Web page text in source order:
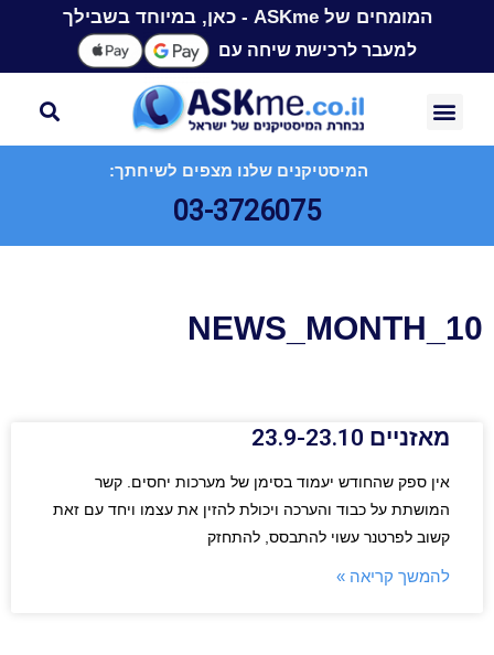
המומחים של ASKme - כאן, במיוחד בשבילך
למעבר לרכישת שיחה עם
המיסטיקנים שלנו מצפים לשיחתך:
03-3726075
NEWS_MONTH_10
מאזניים 23.9-23.10
אין ספק שהחודש יעמוד בסימן של מערכות יחסים. קשר
המושתת על כבוד והערכה ויכולת להזין את עצמו ויחד עם זאת
קשוב לפרטנר עשוי להתבסס, להתחזק
להמשך קריאה »